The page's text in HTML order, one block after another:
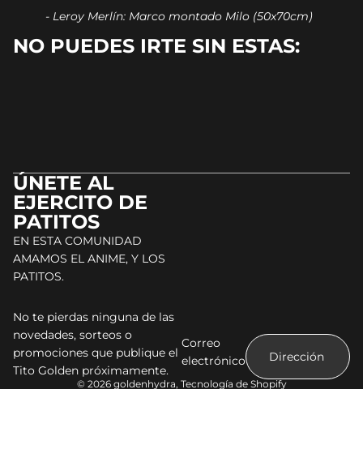
- Leroy Merlín: Marco montado Milo (50x70cm)
NO PUEDES IRTE SIN ESTAS:
ÚNETE AL
EJERCITO DE
PATITOS
EN ESTA COMUNIDAD
AMAMOS EL ANIME, Y LOS
PATITOS.
No te pierdas ninguna de las
novedades, sorteos o
promociones que publique el
Tito Golden próximamente.
Correo
electrónico
© 2026 goldenhydra, Tecnología de Shopify